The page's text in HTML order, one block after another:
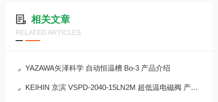
相关文章
RELATED ARTICLES
YAZAWA矢泽科学 自动恒温槽 Bo-3 产品介绍
KEIHIN 京滨 VSPD-2040-15LN2M 超低温电磁阀 产品介绍